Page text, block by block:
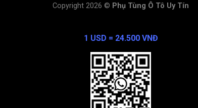
Copyright 2026 © Phụ Tùng Ô Tô Uy Tín
1 USD = 24.500 VNĐ